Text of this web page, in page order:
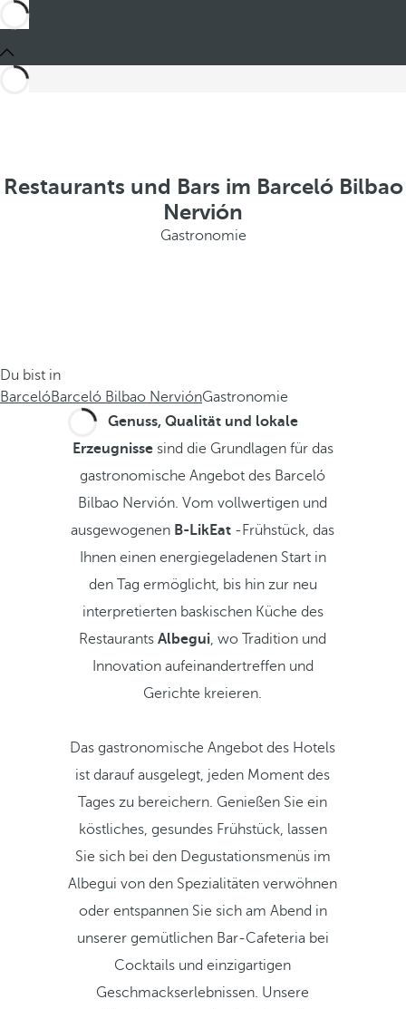
Restaurants und Bars im Barceló Bilbao
Nervión
Gastronomie
Du bist in
BarcelóBarceló Bilbao NerviónGastronomie
Genuss, Qualität und lokale
Erzeugnissesind die Grundlagen für das
gastronomische Angebot des Barceló
Bilbao Nervión. Vom vollwertigen und
ausgewogenen B-LikEat -Frühstück, das
Ihnen einen energiegeladenen Start in
den Tag ermöglicht, bis hin zur neu
interpretierten baskischen Küche des
RestaurantsAlbegui, wo Tradition und
Innovation aufeinandertreffen und
Gerichte kreieren.
Das gastronomische Angebot des Hotels
ist darauf ausgelegt, jeden Moment des
Tages zu bereichern. Genießen Sie ein
köstliches, gesundes Frühstück, lassen
Sie sich bei den Degustationsmenüs im
Albegui von den Spezialitäten verwöhnen
oder entspannen Sie sich am Abend in
unserer gemütlichen Bar-Cafeteria bei
Cocktails und einzigartigen
Geschmackserlebnissen. Unsere